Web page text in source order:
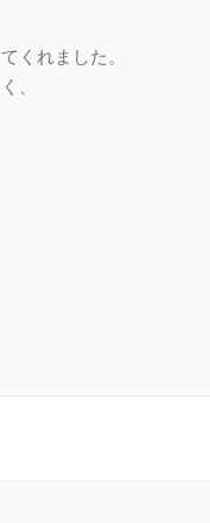
くれました。
、